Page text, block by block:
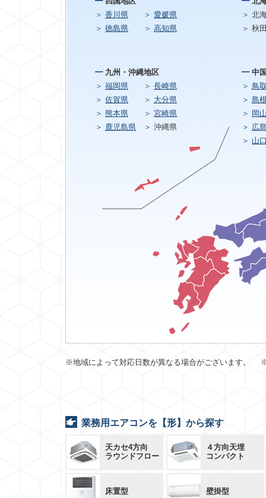
九州・沖縄地区
福岡県
長崎県
佐賀県
大分県
熊本県
宮崎県
鹿児島県
沖縄県
北
秋
中
鳥
島
岡
広
山
香川県
愛媛県
徳島県
高知県
※地域によって対応日数が異なる場合がございます。
業務用エアコンを【形】から探す
天カセ4方向
ラウンドフロー
４方向天埋
コンパクト
床置型 壁掛型